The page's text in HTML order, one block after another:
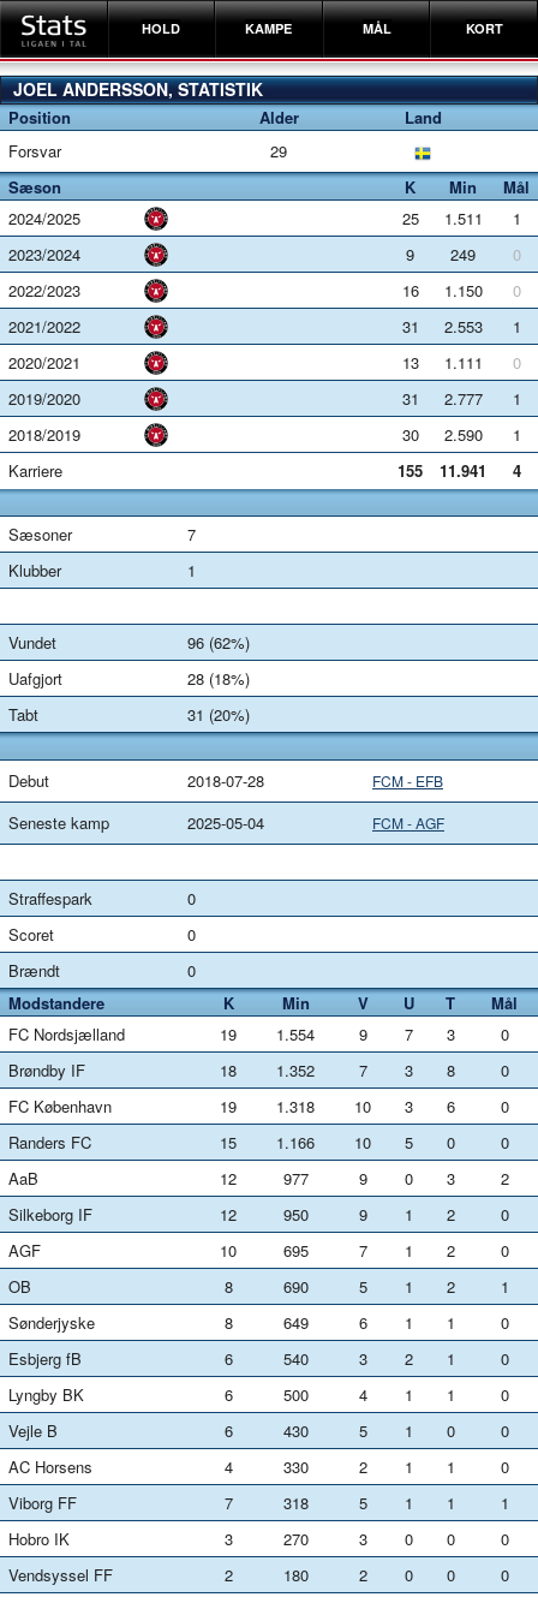
HOLD KAMPE MÅL KORT
JOEL ANDERSSON, STATISTIK
Position Alder
Land
Forsvar
29
Sæson
K Min
Mål
2024/2025
25 1.511
1
2023/2024
9 249
0
2022/2023
16 1.150
0
2021/2022
31 2.553
1
2020/2021
13 1.111
0
2019/2020
31 2.777
1
2018/2019
30 2.590
1
Karriere
155 11.941 4
Sæsoner
7
Klubber
1
Vundet
96 (62%)
Uafgjort
28 (18%)
Tabt
31 (20%)
Debut 2018-07-28 FCM - EFB
Seneste kamp 2025-05-04 FCM - AGF
Straffespark
0
Scoret
0
Brændt
0
Modstandere
K Min V U T
Mål
FC Nordsjælland
19 1.554 9 7 3
0
Brøndby IF
18 1.352 7 3 8
0
FC København
19 1.318 10 3 6
0
Randers FC
15 1.166 10 5 0
0
AaB
12 977 9 0 3
2
Silkeborg IF
12 950 9 1 2
0
AGF
10 695 7 1 2
0
OB
8 690 5 1 2
1
Sønderjyske
8 649 6 1 1
0
Esbjerg fB
6 540 3 2 1
0
Lyngby BK
6 500 4 1 1
0
Vejle B
6 430 5 1 0
0
AC Horsens
4 330 2 1 1
0
Viborg FF
7 318 5 1 1
1
Hobro IK
3 270 3 0 0
0
Vendsyssel FF
2 180 2 0 0 0